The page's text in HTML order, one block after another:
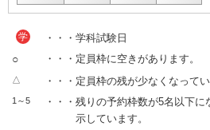
学 ・・・学科試験日
○ ・・・定員枠に空きがあります。
△ ・・・定員枠の残が少なくなってい
1～5
・・・残りの予約枠数が5名以下
示しています。